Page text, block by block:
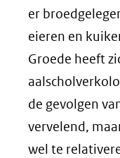
er
eieren en
Groede heeft
de gevolgen
vervelend,
wel te